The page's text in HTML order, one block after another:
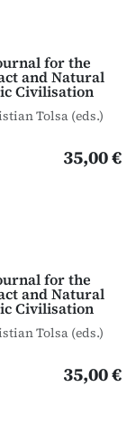
for the
and Natural
Civilisation
Tolsa (eds.)
35,00 €
for the
and Natural
Civilisation
Tolsa (eds.)
35,00 €